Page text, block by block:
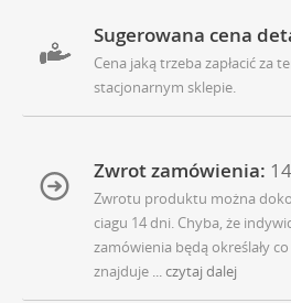
Sugerowana cena
Cena jaką trzeba zapłacić za
stacjonarnym sklepie.
Zwrot zamówienia:
Zwrotu produktu można
ciagu 14 dni. Chyba, że
zamówienia będą określały
znajduje
... czytaj dalej